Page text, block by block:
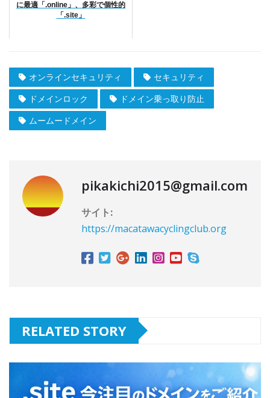
に最適「.online」、多彩で個性的
「.site」
オンラインセキュリティ
セキュリティ
ドメインロック
ドメイン乗っ取り防止
ムームードメイン
pikakichi2015@gmail.com
サイト:
https://macatawacyclingclub.org
RELATED STORY